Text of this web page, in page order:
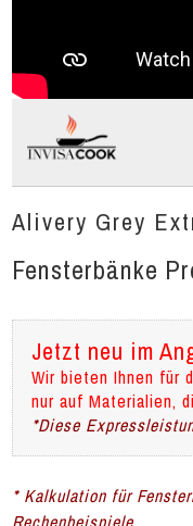
Alivery Grey
Fensterbänke
Jetzt neu im
Wir bieten Ihnen für
nur auf Materialien,
*Diese
* Kalkulation für